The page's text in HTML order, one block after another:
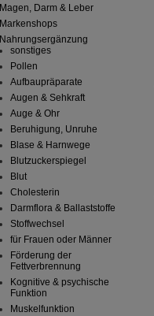
Magen, Darm & Leber
Markenshops
Nahrungsergänzung
sonstiges
Pollen
Aufbaupräparate
Augen & Sehkraft
Auge & Ohr
Beruhigung, Unruhe
Blase & Harnwege
Blutzuckerspiegel
Blut
Cholesterin
Darmflora & Ballaststoffe
Stoffwechsel
für Frauen oder Männer
Förderung der
Fettverbrennung
Kognitive & psychische
Funktion
Muskelfunktion